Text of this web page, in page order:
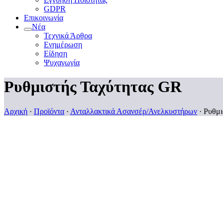
GDPR
Επικοινωνία
Νέα
Τεχνικά Άρθρα
Ενημέρωση
Είδηση
Ψυχαγωγία
Ρυθμιστής Ταχύτητας GR
Αρχική · Προϊόντα · Ανταλλακτικά Ασανσέρ/Ανελκυστήρων ·